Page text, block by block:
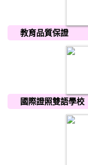
教育品質保證
國際證照雙語學校